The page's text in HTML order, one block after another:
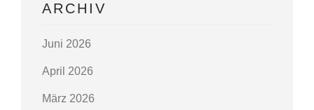
ARCHIV
Juni 2026
April 2026
März 2026